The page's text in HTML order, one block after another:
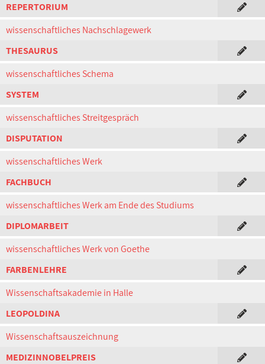
REPERTORIUM
wissenschaftliches Nachschlagewerk
THESAURUS
wissenschaftliches Schema
SYSTEM
wissenschaftliches Streitgespräch
DISPUTATION
wissenschaftliches Werk
FACHBUCH
wissenschaftliches Werk am Ende des Studiums
DIPLOMARBEIT
wissenschaftliches Werk von Goethe
FARBENLEHRE
Wissenschaftsakademie in Halle
LEOPOLDINA
Wissenschaftsauszeichnung
MEDIZINNOBELPREIS